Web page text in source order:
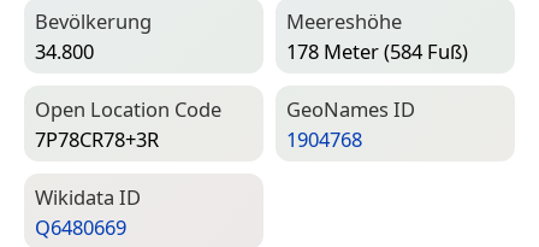
Bevölkerung
34.800
Meereshöhe
178 Meter (584 Fuß)
Open Location Code
7P78CR78+3R
Geo­Names ID
1904768
Wiki­data ID
Q6480669